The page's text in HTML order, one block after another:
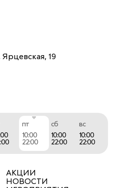
Ярцевская, 19
пт
10:00
22:00
сб
10:00
22:00
вс
10:00
22:00
АКЦИИ
НОВОСТИ